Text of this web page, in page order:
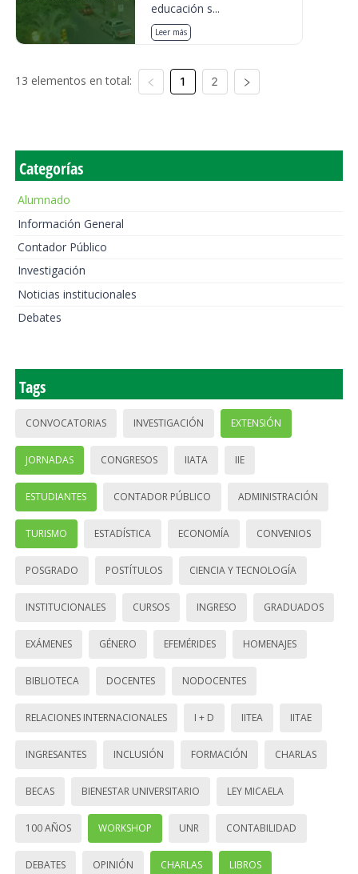
educación s...
Leer más
13 elementos en total: 1 2
Categorías
Alumnado
Información General
Contador Público
Investigación
Noticias institucionales
Debates
Tags
CONVOCATORIAS INVESTIGACIÓN EXTENSIÓN
JORNADAS CONGRESOS IIATA IIE
ESTUDIANTES CONTADOR PÚBLICO ADMINISTRACIÓN
TURISMO ESTADÍSTICA ECONOMÍA CONVENIOS
POSGRADO POSTÍTULOS CIENCIA Y TECNOLOGÍA
INSTITUCIONALES CURSOS INGRESO GRADUADOS
EXÁMENES GÉNERO EFEMÉRIDES HOMENAJES
BIBLIOTECA DOCENTES NODOCENTES
RELACIONES INTERNACIONALES I + D IITEA IITAE
INGRESANTES INCLUSIÓN FORMACIÓN CHARLAS
BECAS BIENESTAR UNIVERSITARIO LEY MICAELA
100 AÑOS WORKSHOP UNR CONTABILIDAD
DEBATES OPINIÓN CHARLAS LIBROS